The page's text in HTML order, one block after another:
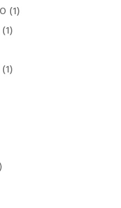
(1)
(1)
(1)